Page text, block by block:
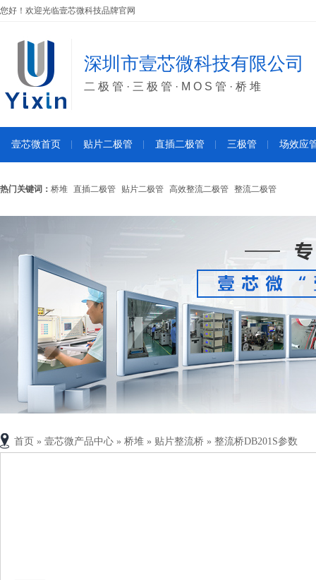
您好！欢迎光临壹芯微科技品牌官网
深圳市壹芯微科技有限公司
二极管·三极管·MOS管·桥堆
壹芯微首页 贴片二极管 直插二极管 三极管 场效应
热门关键词： 桥堆 直插二极管 贴片二极管 高效整流二极管 整流二极管
首页 » 壹芯微产品中心 » 桥堆 » 贴片整流桥 » 整流桥DB201S参数